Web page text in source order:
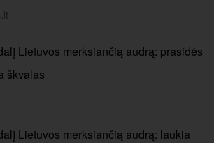
Lietuvos merksiančią audrą: prasidės
škvalas
Lietuvos merksiančią audrą: laukia